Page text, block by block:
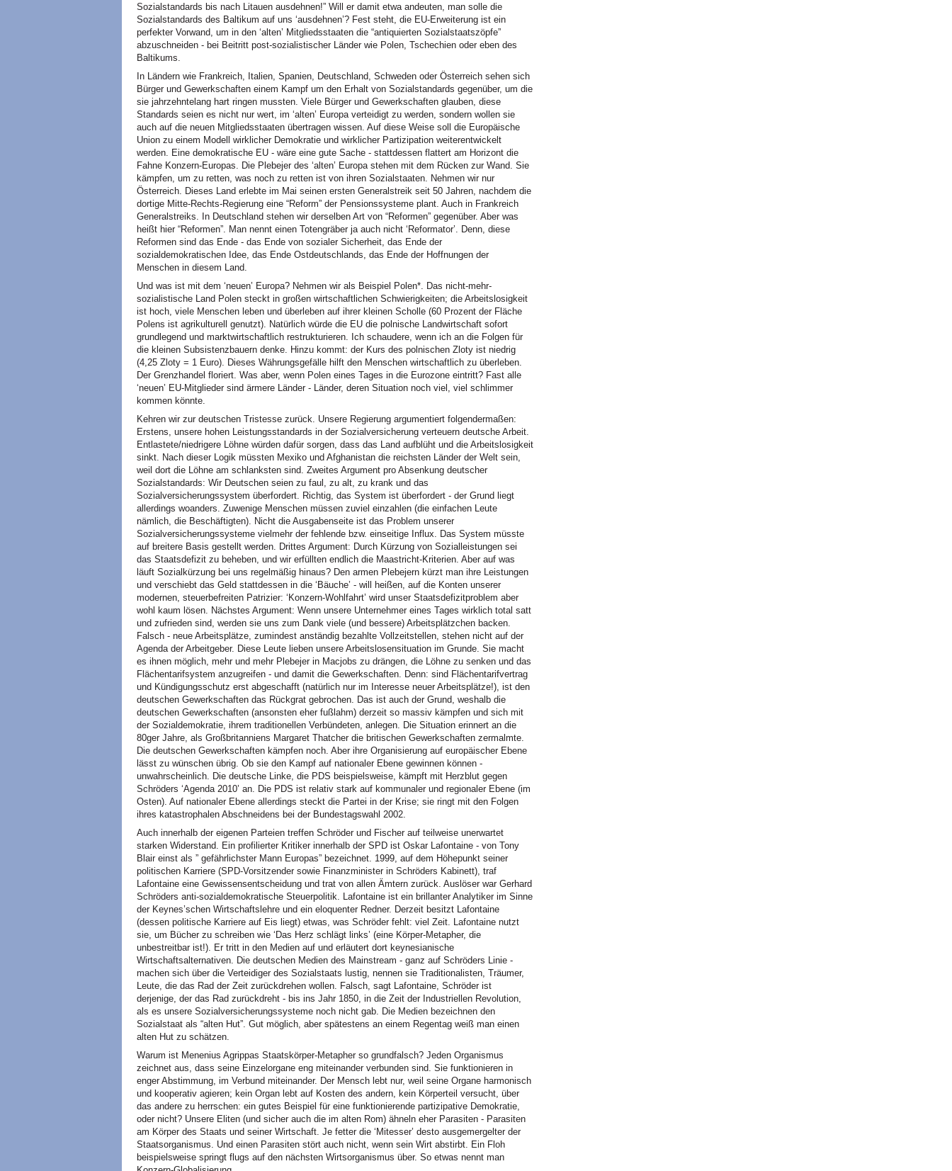
Sozialstandards bis nach Litauen ausdehnen!” Will er damit etwa andeuten, man solle die
Sozialstandards des Baltikum auf uns ‘ausdehnen’? Fest steht, die EU-Erweiterung ist ein
perfekter Vorwand, um in den ‘alten’ Mitgliedsstaaten die “antiquierten Sozialstaatszöpfe”
abzuschneiden - bei Beitritt post-sozialistischer Länder wie Polen, Tschechien oder eben des
Baltikums.
In Ländern wie Frankreich, Italien, Spanien, Deutschland, Schweden oder Österreich sehen sich
Bürger und Gewerkschaften einem Kampf um den Erhalt von Sozialstandards gegenüber, um die
sie jahrzehntelang hart ringen mussten. Viele Bürger und Gewerkschaften glauben, diese
Standards seien es nicht nur wert, im ‘alten’ Europa verteidigt zu werden, sondern wollen sie
auch auf die neuen Mitgliedsstaaten übertragen wissen. Auf diese Weise soll die Europäische
Union zu einem Modell wirklicher Demokratie und wirklicher Partizipation weiterentwickelt
werden. Eine demokratische EU - wäre eine gute Sache - stattdessen flattert am Horizont die
Fahne Konzern-Europas. Die Plebejer des ‘alten’ Europa stehen mit dem Rücken zur Wand. Sie
kämpfen, um zu retten, was noch zu retten ist von ihren Sozialstaaten. Nehmen wir nur
Österreich. Dieses Land erlebte im Mai seinen ersten Generalstreik seit 50 Jahren, nachdem die
dortige Mitte-Rechts-Regierung eine “Reform” der Pensionssysteme plant. Auch in Frankreich
Generalstreiks. In Deutschland stehen wir derselben Art von “Reformen” gegenüber. Aber was
heißt hier “Reformen”. Man nennt einen Totengräber ja auch nicht ‘Reformator’. Denn, diese
Reformen sind das Ende - das Ende von sozialer Sicherheit, das Ende der
sozialdemokratischen Idee, das Ende Ostdeutschlands, das Ende der Hoffnungen der
Menschen in diesem Land.
Und was ist mit dem ‘neuen’ Europa? Nehmen wir als Beispiel Polen*. Das nicht-mehr-
sozialistische Land Polen steckt in großen wirtschaftlichen Schwierigkeiten; die Arbeitslosigkeit
ist hoch, viele Menschen leben und überleben auf ihrer kleinen Scholle (60 Prozent der Fläche
Polens ist agrikulturell genutzt). Natürlich würde die EU die polnische Landwirtschaft sofort
grundlegend und marktwirtschaftlich restrukturieren. Ich schaudere, wenn ich an die Folgen für
die kleinen Subsistenzbauern denke. Hinzu kommt: der Kurs des polnischen Zloty ist niedrig
(4,25 Zloty = 1 Euro). Dieses Währungsgefälle hilft den Menschen wirtschaftlich zu überleben.
Der Grenzhandel floriert. Was aber, wenn Polen eines Tages in die Eurozone eintritt? Fast alle
‘neuen’ EU-Mitglieder sind ärmere Länder - Länder, deren Situation noch viel, viel schlimmer
kommen könnte.
Kehren wir zur deutschen Tristesse zurück. Unsere Regierung argumentiert folgendermaßen:
Erstens, unsere hohen Leistungsstandards in der Sozialversicherung verteuern deutsche Arbeit.
Entlastete/niedrigere Löhne würden dafür sorgen, dass das Land aufblüht und die Arbeitslosigkeit
sinkt. Nach dieser Logik müssten Mexiko und Afghanistan die reichsten Länder der Welt sein,
weil dort die Löhne am schlanksten sind. Zweites Argument pro Absenkung deutscher
Sozialstandards: Wir Deutschen seien zu faul, zu alt, zu krank und das
Sozialversicherungssystem überfordert. Richtig, das System ist überfordert - der Grund liegt
allerdings woanders. Zuwenige Menschen müssen zuviel einzahlen (die einfachen Leute
nämlich, die Beschäftigten). Nicht die Ausgabenseite ist das Problem unserer
Sozialversicherungssysteme vielmehr der fehlende bzw. einseitige Influx. Das System müsste
auf breitere Basis gestellt werden. Drittes Argument: Durch Kürzung von Sozialleistungen sei
das Staatsdefizit zu beheben, und wir erfüllten endlich die Maastricht-Kriterien. Aber auf was
läuft Sozialkürzung bei uns regelmäßig hinaus? Den armen Plebejern kürzt man ihre Leistungen
und verschiebt das Geld stattdessen in die ‘Bäuche’ - will heißen, auf die Konten unserer
modernen, steuerbefreiten Patrizier: ‘Konzern-Wohlfahrt’ wird unser Staatsdefizitproblem aber
wohl kaum lösen. Nächstes Argument: Wenn unsere Unternehmer eines Tages wirklich total satt
und zufrieden sind, werden sie uns zum Dank viele (und bessere) Arbeitsplätzchen backen.
Falsch - neue Arbeitsplätze, zumindest anständig bezahlte Vollzeitstellen, stehen nicht auf der
Agenda der Arbeitgeber. Diese Leute lieben unsere Arbeitslosensituation im Grunde. Sie macht
es ihnen möglich, mehr und mehr Plebejer in Macjobs zu drängen, die Löhne zu senken und das
Flächentarifsystem anzugreifen - und damit die Gewerkschaften. Denn: sind Flächentarifvertrag
und Kündigungsschutz erst abgeschafft (natürlich nur im Interesse neuer Arbeitsplätze!), ist den
deutschen Gewerkschaften das Rückgrat gebrochen. Das ist auch der Grund, weshalb die
deutschen Gewerkschaften (ansonsten eher fußlahm) derzeit so massiv kämpfen und sich mit
der Sozialdemokratie, ihrem traditionellen Verbündeten, anlegen. Die Situation erinnert an die
80ger Jahre, als Großbritanniens Margaret Thatcher die britischen Gewerkschaften zermalmte.
Die deutschen Gewerkschaften kämpfen noch. Aber ihre Organisierung auf europäischer Ebene
lässt zu wünschen übrig. Ob sie den Kampf auf nationaler Ebene gewinnen können -
unwahrscheinlich. Die deutsche Linke, die PDS beispielsweise, kämpft mit Herzblut gegen
Schröders ‘Agenda 2010’ an. Die PDS ist relativ stark auf kommunaler und regionaler Ebene (im
Osten). Auf nationaler Ebene allerdings steckt die Partei in der Krise; sie ringt mit den Folgen
ihres katastrophalen Abschneidens bei der Bundestagswahl 2002.
Auch innerhalb der eigenen Parteien treffen Schröder und Fischer auf teilweise unerwartet
starken Widerstand. Ein profilierter Kritiker innerhalb der SPD ist Oskar Lafontaine - von Tony
Blair einst als ” gefährlichster Mann Europas” bezeichnet. 1999, auf dem Höhepunkt seiner
politischen Karriere (SPD-Vorsitzender sowie Finanzminister in Schröders Kabinett), traf
Lafontaine eine Gewissensentscheidung und trat von allen Ämtern zurück. Auslöser war Gerhard
Schröders anti-sozialdemokratische Steuerpolitik. Lafontaine ist ein brillanter Analytiker im Sinne
der Keynes’schen Wirtschaftslehre und ein eloquenter Redner. Derzeit besitzt Lafontaine
(dessen politische Karriere auf Eis liegt) etwas, was Schröder fehlt: viel Zeit. Lafontaine nutzt
sie, um Bücher zu schreiben wie ‘Das Herz schlägt links’ (eine Körper-Metapher, die
unbestreitbar ist!). Er tritt in den Medien auf und erläutert dort keynesianische
Wirtschaftsalternativen. Die deutschen Medien des Mainstream - ganz auf Schröders Linie -
machen sich über die Verteidiger des Sozialstaats lustig, nennen sie Traditionalisten, Träumer,
Leute, die das Rad der Zeit zurückdrehen wollen. Falsch, sagt Lafontaine, Schröder ist
derjenige, der das Rad zurückdreht - bis ins Jahr 1850, in die Zeit der Industriellen Revolution,
als es unsere Sozialversicherungssysteme noch nicht gab. Die Medien bezeichnen den
Sozialstaat als “alten Hut”. Gut möglich, aber spätestens an einem Regentag weiß man einen
alten Hut zu schätzen.
Warum ist Menenius Agrippas Staatskörper-Metapher so grundfalsch? Jeden Organismus
zeichnet aus, dass seine Einzelorgane eng miteinander verbunden sind. Sie funktionieren in
enger Abstimmung, im Verbund miteinander. Der Mensch lebt nur, weil seine Organe harmonisch
und kooperativ agieren; kein Organ lebt auf Kosten des andern, kein Körperteil versucht, über
das andere zu herrschen: ein gutes Beispiel für eine funktionierende partizipative Demokratie,
oder nicht? Unsere Eliten (und sicher auch die im alten Rom) ähneln eher Parasiten - Parasiten
am Körper des Staats und seiner Wirtschaft. Je fetter die ‘Mitesser’ desto ausgemergelter der
Staatsorganismus. Und einen Parasiten stört auch nicht, wenn sein Wirt abstirbt. Ein Floh
beispielsweise springt flugs auf den nächsten Wirtsorganismus über. So etwas nennt man